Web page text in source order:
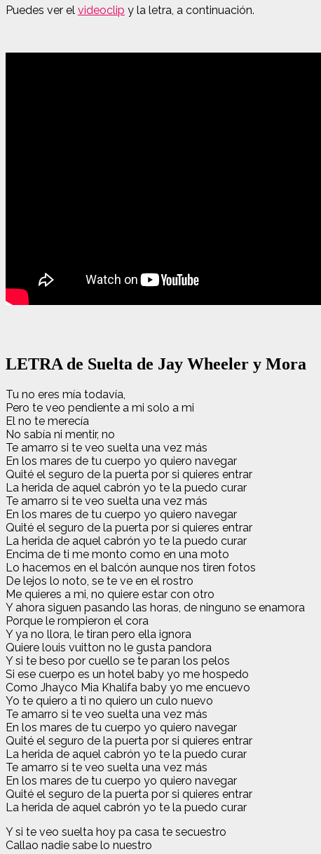
Puedes ver el videoclip y la letra, a continuación.
LETRA de Suelta de Jay Wheeler y Mora
Tu no eres mía todavía,
Pero te veo pendiente a mi solo a mi
El no te merecía
No sabía ni mentir, no
Te amarro si te veo suelta una vez más
En los mares de tu cuerpo yo quiero navegar
Quité el seguro de la puerta por si quieres entrar
La herida de aquel cabrón yo te la puedo curar
Te amarro si te veo suelta una vez más
En los mares de tu cuerpo yo quiero navegar
Quité el seguro de la puerta por si quieres entrar
La herida de aquel cabrón yo te la puedo curar
Encima de ti me monto como en una moto
Lo hacemos en el balcón aunque nos tiren fotos
De lejos lo noto, se te ve en el rostro
Me quieres a mi, no quiere estar con otro
Y ahora siguen pasando las horas, de ninguno se enamora
Porque le rompieron el cora
Y ya no llora, le tiran pero ella ignora
Quiere louis vuitton no le gusta pandora
Y si te beso por cuello se te paran los pelos
Si ese cuerpo es un hotel baby yo me hospedo
Como Jhayco Mia Khalifa baby yo me encuevo
Yo te quiero a ti no quiero un culo nuevo
Te amarro si te veo suelta una vez más
En los mares de tu cuerpo yo quiero navegar
Quité el seguro de la puerta por si quieres entrar
La herida de aquel cabrón yo te la puedo curar
Te amarro si te veo suelta una vez más
En los mares de tu cuerpo yo quiero navegar
Quité el seguro de la puerta por si quieres entrar
La herida de aquel cabrón yo te la puedo curar
Y si te veo suelta hoy pa casa te secuestro
Callao nadie sabe lo nuestro